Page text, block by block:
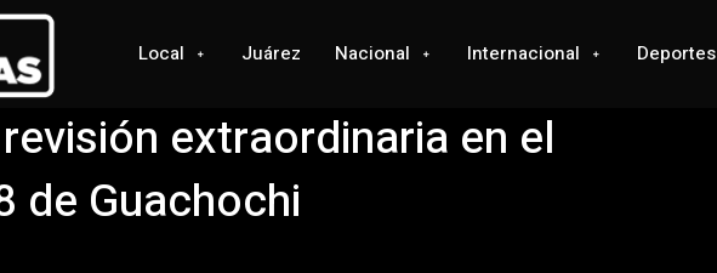
Local Juárez Nacional Internacional Deportes
revisión extraordinaria en el
de Guachochi